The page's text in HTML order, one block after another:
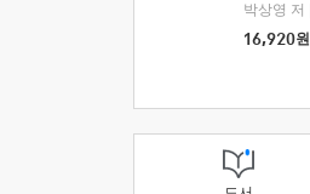
박상영 저
16,920원